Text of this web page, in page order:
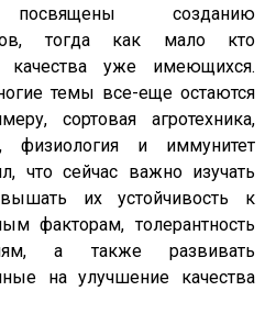
созданию
тогда как мало кто
качества уже имеющихся.
темы все-еще остаются
сортовая агротехника,
физиология и иммунитет
что сейчас важно изучать
их устойчивость к
факторам, толерантность
а также развивать
на улучшение качества